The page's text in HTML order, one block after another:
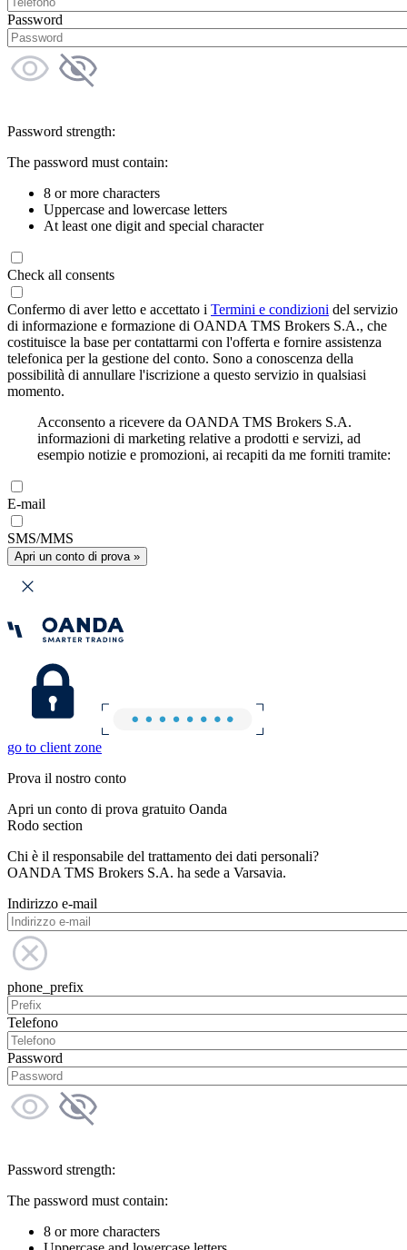
Password
Password strength:
The password must contain:
8 or more characters
Uppercase and lowercase letters
At least one digit and special character
Check all consents
Confermo di aver letto e accettato i Termini e condizioni del servizio
di informazione e formazione di OANDA TMS Brokers S.A., che
costituisce la base per contattarmi con l'offerta e fornire assistenza
telefonica per la gestione del conto. Sono a conoscenza della
possibilità di annullare l'iscrizione a questo servizio in qualsiasi
momento.
Acconsento a ricevere da OANDA TMS Brokers S.A.
informazioni di marketing relative a prodotti e servizi, ad
esempio notizie e promozioni, ai recapiti da me forniti tramite:
E-mail
SMS/MMS
Apri un conto di prova »
go to client zone
Prova il nostro conto
Apri un conto di prova gratuito Oanda
Rodo section
Chi è il responsabile del trattamento dei dati personali?
OANDA TMS Brokers S.A. ha sede a Varsavia.
Indirizzo e-mail
phone_prefix
Telefono
Password
Password strength:
The password must contain:
8 or more characters